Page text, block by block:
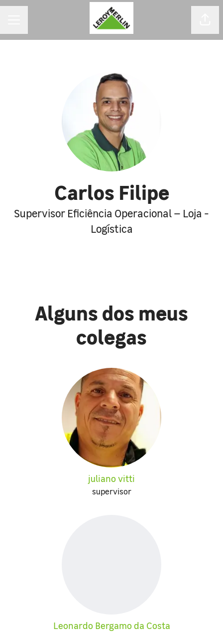
Carlos Filipe
Supervisor Eficiência Operacional – Loja -
Logística
Alguns dos meus
colegas
juliano vitti
supervisor
Leonardo Bergamo da Costa